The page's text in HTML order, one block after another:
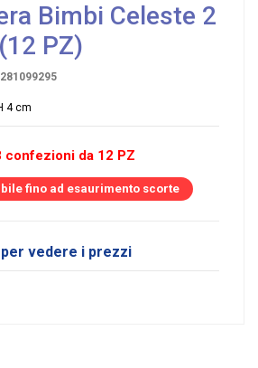
Bimbi Celeste 2
PZ)
281099295
4 cm
confezioni da 12 PZ
fino ad esaurimento scorte
vedere i prezzi